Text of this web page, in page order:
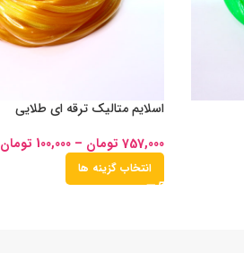
اسلایم متالیک ترقه ای طلایی
757,000 تومان –
100,000 تومان
انتخاب گزینه ها